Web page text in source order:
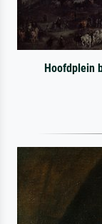
Hoofdplein